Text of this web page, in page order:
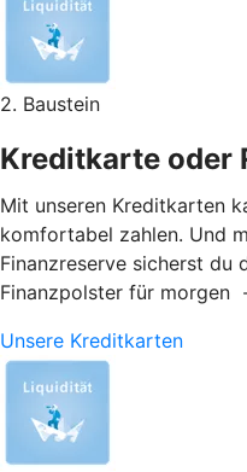
2. Baustein
Kreditkarte oder
Mit unseren Kreditkarten
komfortabel zahlen. Und
Finanzreserve sicherst du
Finanzpolster für morgen
Unsere Kreditkarten